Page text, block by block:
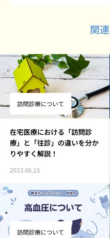
関
訪問診療について
在宅医療における「訪問診
療」と「往診」の違いを分か
りやすく解説！
2023.06.15
訪問診療について